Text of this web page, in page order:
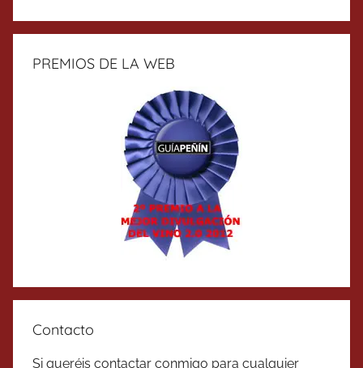
PREMIOS DE LA WEB
Contacto
Si queréis contactar conmigo para cualquier